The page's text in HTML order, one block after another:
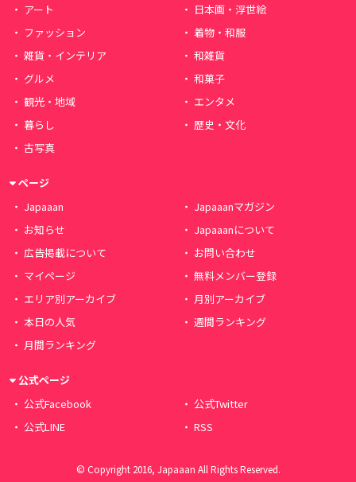
アート
日本画・浮世絵
ファッション
着物・和服
雑貨・インテリア
和雑貨
グルメ
和菓子
観光・地域
エンタメ
暮らし
歴史・文化
古写真
ページ
Japaaan
Japaaanマガジン
お知らせ
Japaaanについて
広告掲載について
お問い合わせ
マイページ
無料メンバー登録
エリア別アーカイブ
月別アーカイブ
本日の人気
週間ランキング
月間ランキング
公式ページ
公式Facebook
公式Twitter
公式LINE
RSS
© Copyright 2016, Japaaan All Rights Reserved.